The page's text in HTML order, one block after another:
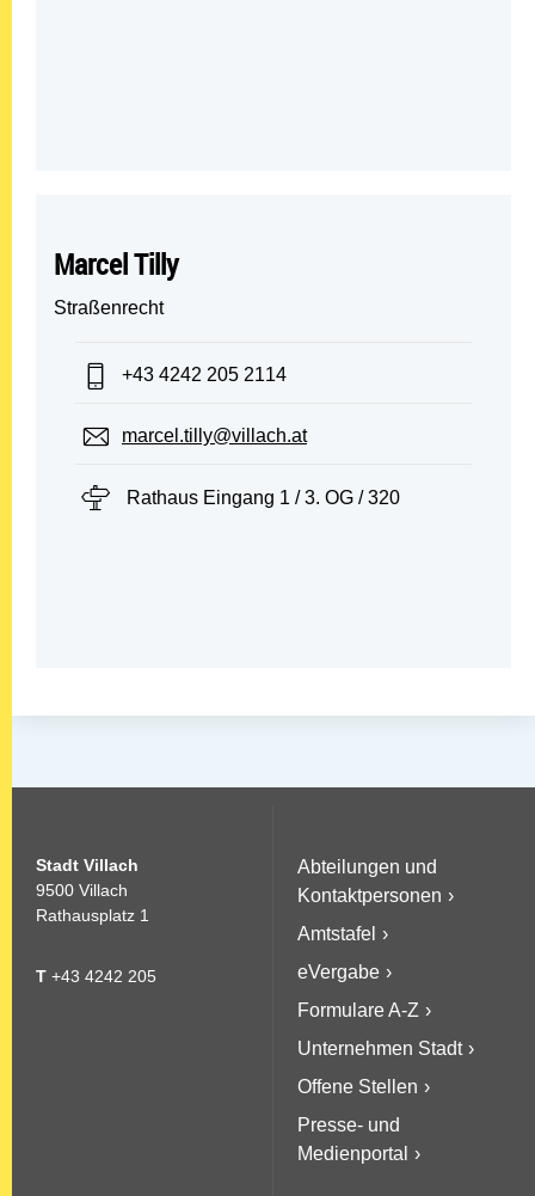
Marcel Tilly
Straßenrecht
Telefon:
+43 4242 205 2114
E-Mail:
marcel.tilly@villach.at
Standort:
Rathaus Eingang 1 / 3. OG / 320
Stadt Villach
9500 Villach
Rathausplatz 1
T +43 4242 205
Abteilungen und
Kontaktpersonen
Amtstafel
eVergabe
Formulare A-Z
Unternehmen Stadt
Offene Stellen
Presse- und
Medienportal